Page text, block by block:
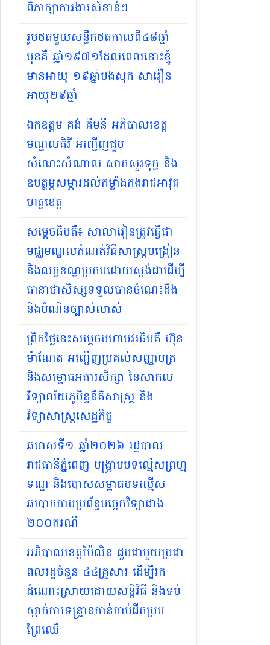
ពិភាក្សាការងារសំខាន់ៗ
រូបថតមួយសន្លឹកថតកាលពី៤៨ឆ្នាំ
មុនគឺ ឆ្នាំ១៩៧១ដែលពេលនោះខ្ញុំ
មានអាយុ ១៩ឆ្នាំបងសុក សារឿន
អាយុ២៩ឆ្នាំ
ឯកឧត្តម គង់ គឹមនី អភិបាលខេត្ត
មណ្ឌលគិរី អញ្ជើញជួប
សំណេះសំណាល សាកសួរទុក្ខ និង
ឧបត្ថម្ភសម្ភារដល់កម្លាំងកងរាជអាវុធ
ហត្ថខេត្ត
សម្ដេចធិបតី​៖ សាលារៀនត្រូវធ្វើជា
មជ្ឈមណ្ឌលកំណត់វិធីសាស្ត្របង្រៀន
និងលក្ខខណ្ឌប្រកបដោយស្តង់ដាដើម្បី
ធានាថាសិស្សទទួលបានចំណេះដឹង
និងបំណិនច្បាស់លាស់
ព្រឹកថ្ងៃនេះសម្តេចមហាបវរធិបតី ហ៊ុន
ម៉ាណែត អញ្ជើញប្រគល់សញ្ញាបត្រ
និងសម្ពោធអគារសិក្សា នៃសាកល
វិទ្យាល័យភូមិន្ទនីតិសាស្ត្រ និង
វិទ្យាសាស្ត្រសេដ្ឋកិច្ច
ឆមាសទី១ ឆ្នាំ២០២៦​ រដ្ឋបាល
រាជធានីភ្នំពេញ បង្ក្រាបបទល្មើសព្រហ្ម
ទណ្ឌ និងបោសសម្អាតបទល្មើស
ឆបោកតាមប្រព័ន្ធបច្ចេកវិទ្យាជាង
២០០ករណី
អភិបាលខេត្តប៉ៃលិន ជួបជាមួយប្រជា
ពលរដ្ឋចំនួន ៤៤គ្រួសារ ដើម្បីរក
ដំណោះស្រាយដោយសន្តិវិធី និងទប់
ស្កាត់ការទន្ទ្រានកាន់កាប់ដីគម្រប
ព្រៃឈើ